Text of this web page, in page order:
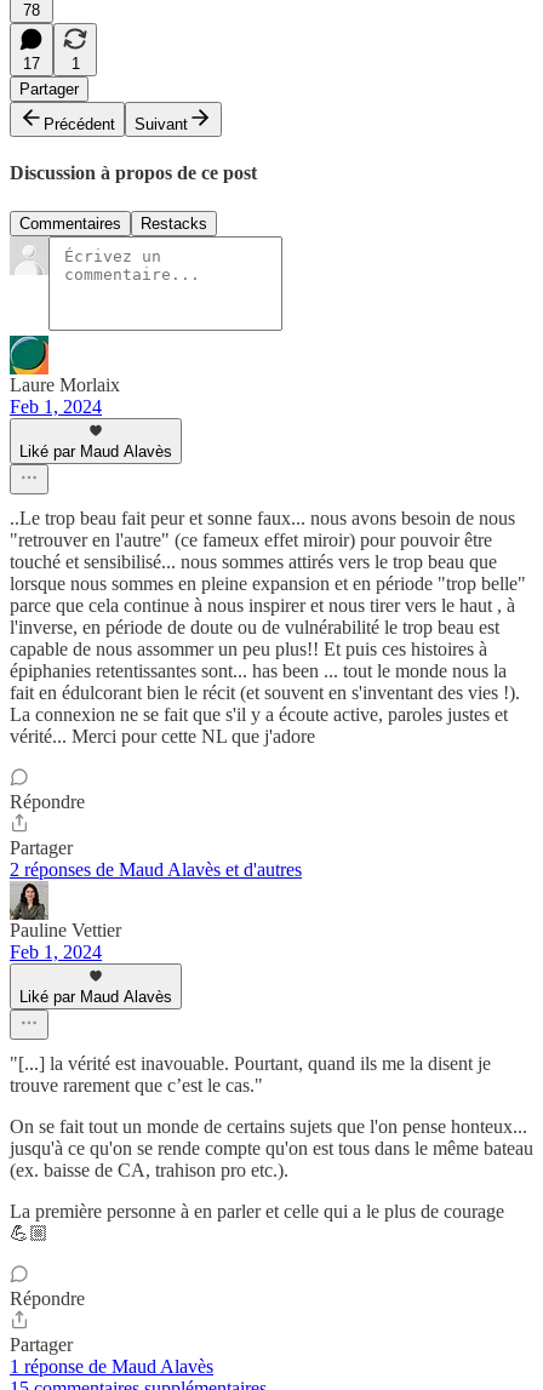
78
17
1
Partager
Précédent
Suivant
Discussion à propos de ce post
Commentaires Restacks
Laure Morlaix
Feb 1, 2024
Liké par Maud Alavès
..Le trop beau fait peur et sonne faux... nous avons besoin de nous
"retrouver en l'autre" (ce fameux effet miroir) pour pouvoir être
touché et sensibilisé... nous sommes attirés vers le trop beau que
lorsque nous sommes en pleine expansion et en période "trop belle"
parce que cela continue à nous inspirer et nous tirer vers le haut , à
l'inverse, en période de doute ou de vulnérabilité le trop beau est
capable de nous assommer un peu plus!! Et puis ces histoires à
épiphanies retentissantes sont... has been ... tout le monde nous la
fait en édulcorant bien le récit (et souvent en s'inventant des vies !).
La connexion ne se fait que s'il y a écoute active, paroles justes et
vérité... Merci pour cette NL que j'adore
Répondre
Partager
2 réponses de Maud Alavès et d'autres
Pauline Vettier
Feb 1, 2024
Liké par Maud Alavès
"[...] la vérité est inavouable. Pourtant, quand ils me la disent je
trouve rarement que c’est le cas."
On se fait tout un monde de certains sujets que l'on pense honteux...
jusqu'à ce qu'on se rende compte qu'on est tous dans le même bateau
(ex. baisse de CA, trahison pro etc.).
La première personne à en parler et celle qui a le plus de courage
💪🏼
Répondre
Partager
1 réponse de Maud Alavès